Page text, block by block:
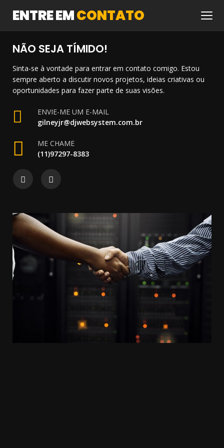
ENTRE EMCONTATO
NÃO SEJA TÍMIDO!
Sinta-se à vontade para entrar em contato comigo. Estou
sempre aberto a discutir novos projetos, ideias criativas ou
oportunidades para fazer parte de suas visões.
ENVIE-ME UM E-MAIL
gilneyjr@djwebsystem.com.br
ME CHAME
(11)97297-8383